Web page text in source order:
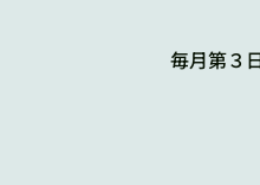
毎月第３